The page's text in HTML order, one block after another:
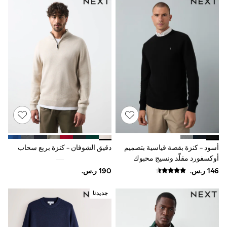
12-14 years
All Clothing
Coats & Jackets
Dresses
Holiday Shop
Jeans
Jumpsuits & Playsuits
All Girl's New In
Kid's Top Picks
Top & Bottom Sets
Summer Dresses
Polka Dots
THE SET
World Cup
Knitwear
Loungewear
Nightwear & Pyjamas
Pants & Leggings
Schoolwear
Sets & Outfits
Shirts & Blouses
أسود - كنزة بقصة قياسية بتصميم
أوكسفورد مقلّد ونسيج محبوك
بملمس بارز
دقيق الشوفان - كنزة بربع سحاب
جديدنا